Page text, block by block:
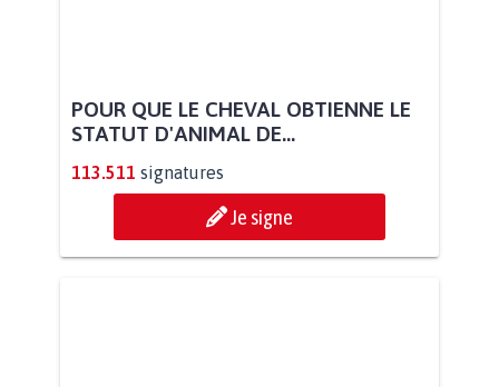
POUR QUE LE CHEVAL OBTIENNE LE
STATUT D'ANIMAL DE...
113.511 signatures
Je signe